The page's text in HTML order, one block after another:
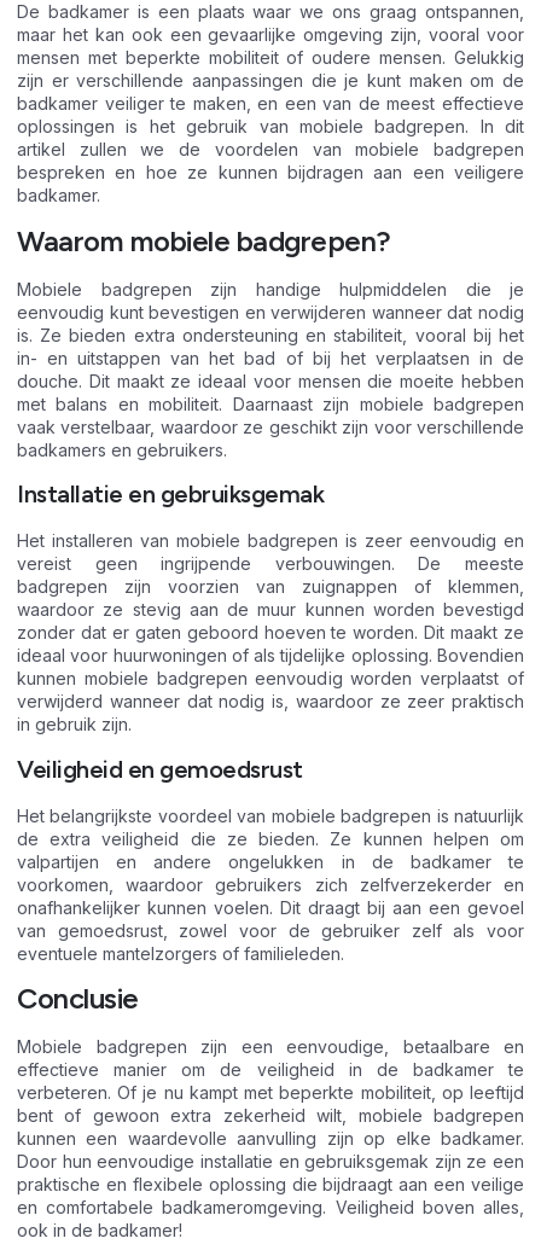
De badkamer is een plaats waar we ons graag ontspannen,
maar het kan ook een gevaarlijke omgeving zijn, vooral voor
mensen met beperkte mobiliteit of oudere mensen. Gelukkig
zijn er verschillende aanpassingen die je kunt maken om de
badkamer veiliger te maken, en een van de meest effectieve
oplossingen is het gebruik van mobiele badgrepen. In dit
artikel zullen we de voordelen van mobiele badgrepen
bespreken en hoe ze kunnen bijdragen aan een veiligere
badkamer.
Waarom mobiele badgrepen?
Mobiele badgrepen zijn handige hulpmiddelen die je
eenvoudig kunt bevestigen en verwijderen wanneer dat nodig
is. Ze bieden extra ondersteuning en stabiliteit, vooral bij het
in- en uitstappen van het bad of bij het verplaatsen in de
douche. Dit maakt ze ideaal voor mensen die moeite hebben
met balans en mobiliteit. Daarnaast zijn mobiele badgrepen
vaak verstelbaar, waardoor ze geschikt zijn voor verschillende
badkamers en gebruikers.
Installatie en gebruiksgemak
Het installeren van mobiele badgrepen is zeer eenvoudig en
vereist geen ingrijpende verbouwingen. De meeste
badgrepen zijn voorzien van zuignappen of klemmen,
waardoor ze stevig aan de muur kunnen worden bevestigd
zonder dat er gaten geboord hoeven te worden. Dit maakt ze
ideaal voor huurwoningen of als tijdelijke oplossing. Bovendien
kunnen mobiele badgrepen eenvoudig worden verplaatst of
verwijderd wanneer dat nodig is, waardoor ze zeer praktisch
in gebruik zijn.
Veiligheid en gemoedsrust
Het belangrijkste voordeel van mobiele badgrepen is natuurlijk
de extra veiligheid die ze bieden. Ze kunnen helpen om
valpartijen en andere ongelukken in de badkamer te
voorkomen, waardoor gebruikers zich zelfverzekerder en
onafhankelijker kunnen voelen. Dit draagt bij aan een gevoel
van gemoedsrust, zowel voor de gebruiker zelf als voor
eventuele mantelzorgers of familieleden.
Conclusie
Mobiele badgrepen zijn een eenvoudige, betaalbare en
effectieve manier om de veiligheid in de badkamer te
verbeteren. Of je nu kampt met beperkte mobiliteit, op leeftijd
bent of gewoon extra zekerheid wilt, mobiele badgrepen
kunnen een waardevolle aanvulling zijn op elke badkamer.
Door hun eenvoudige installatie en gebruiksgemak zijn ze een
praktische en flexibele oplossing die bijdraagt aan een veilige
en comfortabele badkameromgeving. Veiligheid boven alles,
ook in de badkamer!